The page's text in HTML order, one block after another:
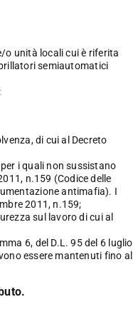
o unità locali cui è riferita
semiautomatici
di cui al Decreto
i quali non sussistano
n.159 (Codice delle
antimafia). I
2011, n.159;
sul lavoro di cui al
6, del D.L. 95 del 6 luglio
essere mantenuti fino al